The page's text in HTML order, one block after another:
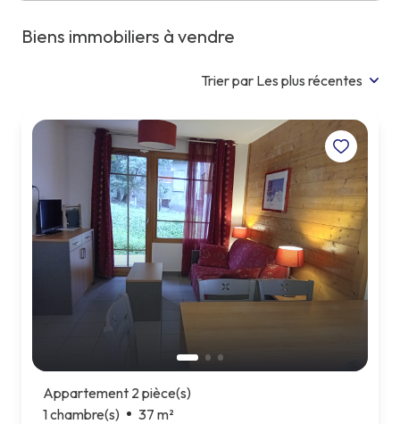
Biens immobiliers à vendre
Trier par Les plus récentes
Appartement 2 pièce(s)
1 chambre(s)
37 m²